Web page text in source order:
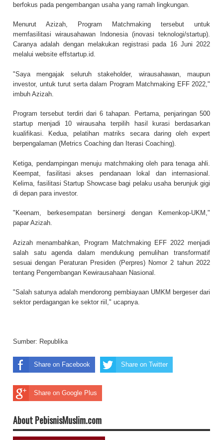
berfokus pada pengembangan usaha yang ramah lingkungan.
Menurut Azizah, Program Matchmaking tersebut untuk
memfasilitasi wirausahawan Indonesia (inovasi teknologi/startup).
Caranya adalah dengan melakukan registrasi pada 16 Juni 2022
melalui website effstartup.id.
"Saya mengajak seluruh stakeholder, wirausahawan, maupun
investor, untuk turut serta dalam Program Matchmaking EFF 2022,"
imbuh Azizah.
Program tersebut terdiri dari 6 tahapan. Pertama, penjaringan 500
startup menjadi 10 wirausaha terpilih hasil kurasi berdasarkan
kualifikasi. Kedua, pelatihan matriks secara daring oleh expert
berpengalaman (Metrics Coaching dan Iterasi Coaching).
Ketiga, pendampingan menuju matchmaking oleh para tenaga ahli.
Keempat, fasilitasi akses pendanaan lokal dan internasional.
Kelima, fasilitasi Startup Showcase bagi pelaku usaha berunjuk gigi
di depan para investor.
"Keenam, berkesempatan bersinergi dengan Kemenkop-UKM,"
papar Azizah.
Azizah menambahkan, Program Matchmaking EFF 2022 menjadi
salah satu agenda dalam mendukung pemulihan transformatif
sesuai dengan Peraturan Presiden (Perpres) Nomor 2 tahun 2022
tentang Pengembangan Kewirausahaan Nasional.
"Salah satunya adalah mendorong pembiayaan UMKM bergeser dari
sektor perdagangan ke sektor riil," ucapnya.
Sumber: Republika
Share on Facebook Share on Twitter
Share on Google Plus
About PebisnisMuslim.com